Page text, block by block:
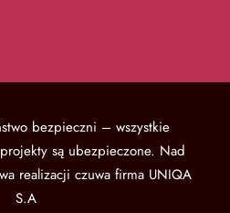
bezpieczni – wszystkie
są ubezpieczone. Nad
realizacji czuwa firma UNIQA
S.A